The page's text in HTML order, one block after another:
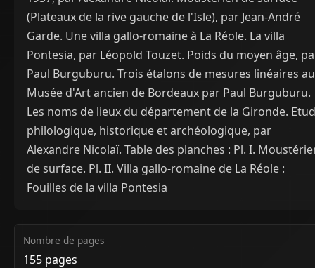
(Plateaux de la rive gauche de l'Isle), par Jean-André
Garde. Une villa gallo-romaine à La Réole. La villa
Pontesia, par Léopold Touzet. Poids du moyen âge,
Paul Burguburu. Trois étalons de mesures linéaires au
Musée d'Art ancien de Bordeaux par Paul Burguburu.
Les noms de lieux du département de la Gironde.
philologique, historique et archéologique, par
Alexandre Nicolaï. Table des planches : Pl. I.
de surface. Pl. II. Villa gallo-romaine de La Réole :
Fouilles de la villa Pontesia
Nombre de pages
155 pages